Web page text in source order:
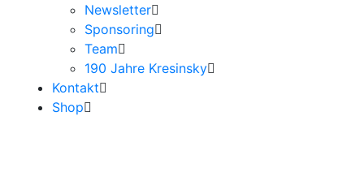
Newsletter
Sponsoring
Team
190 Jahre Kresinsky
Kontakt
Shop